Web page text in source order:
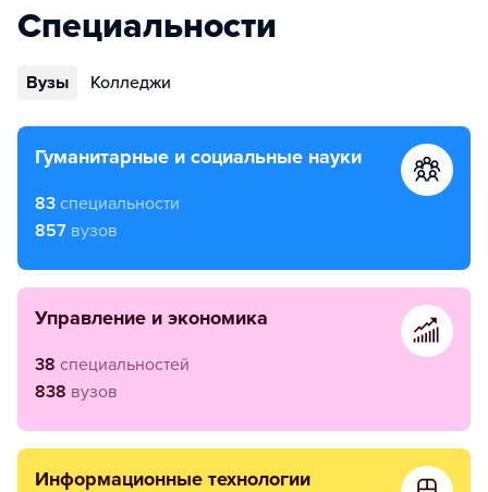
Специальности
Вузы Колледжи
гуманитарные и социальные науки
83 специальности
857 вузов
управление и экономика
38 специальностей
838 вузов
информационные технологии